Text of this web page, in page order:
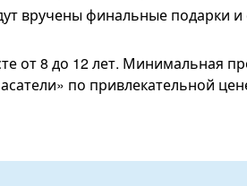
вручены финальные подарки
от 8 до 12 лет. Минимальная
по привлекательной